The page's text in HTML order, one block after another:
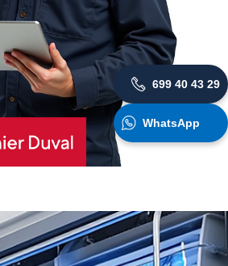
699 40 43 29
WhatsApp